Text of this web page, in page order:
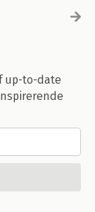
up-to-date